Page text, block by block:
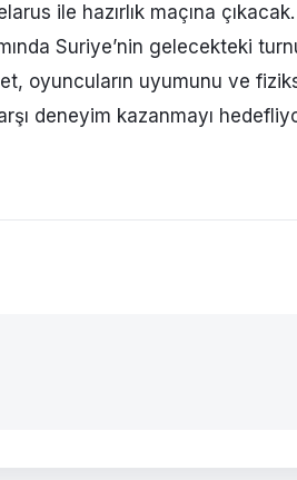
ile hazırlık maçına
Suriye’nin gelecekteki
oyuncuların uyumunu ve
deneyim kazanmayı